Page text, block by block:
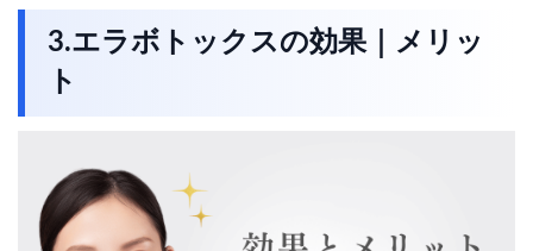
3.エラボトックスの効果｜メリッ
ト